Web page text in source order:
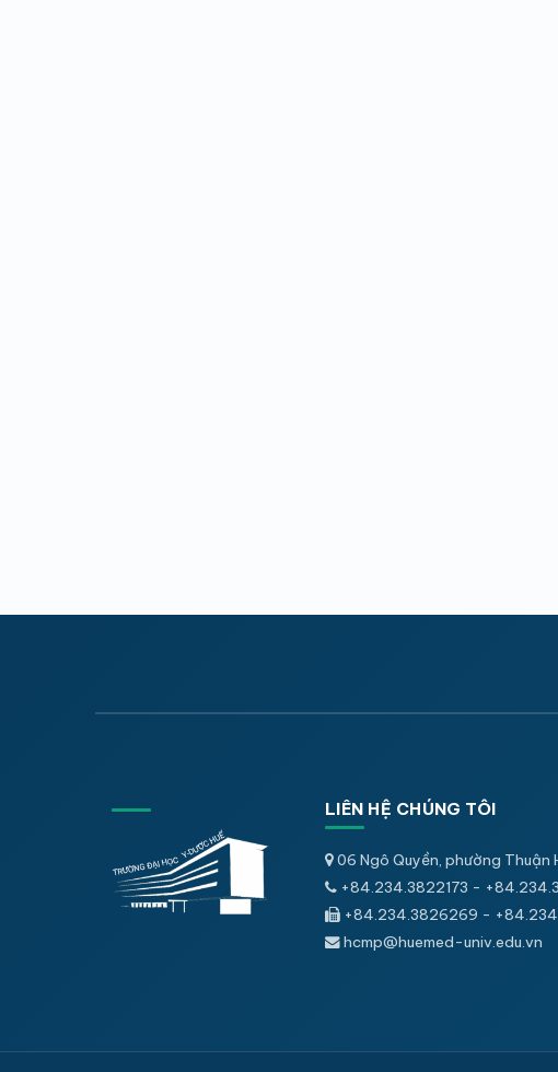
LIÊN HỆ CHÚNG TÔI
06 Ngô Quyền, phường Thuận
+84.234.3822173 -
+84.234.3826269 -
hcmp@huemed-univ.edu.vn